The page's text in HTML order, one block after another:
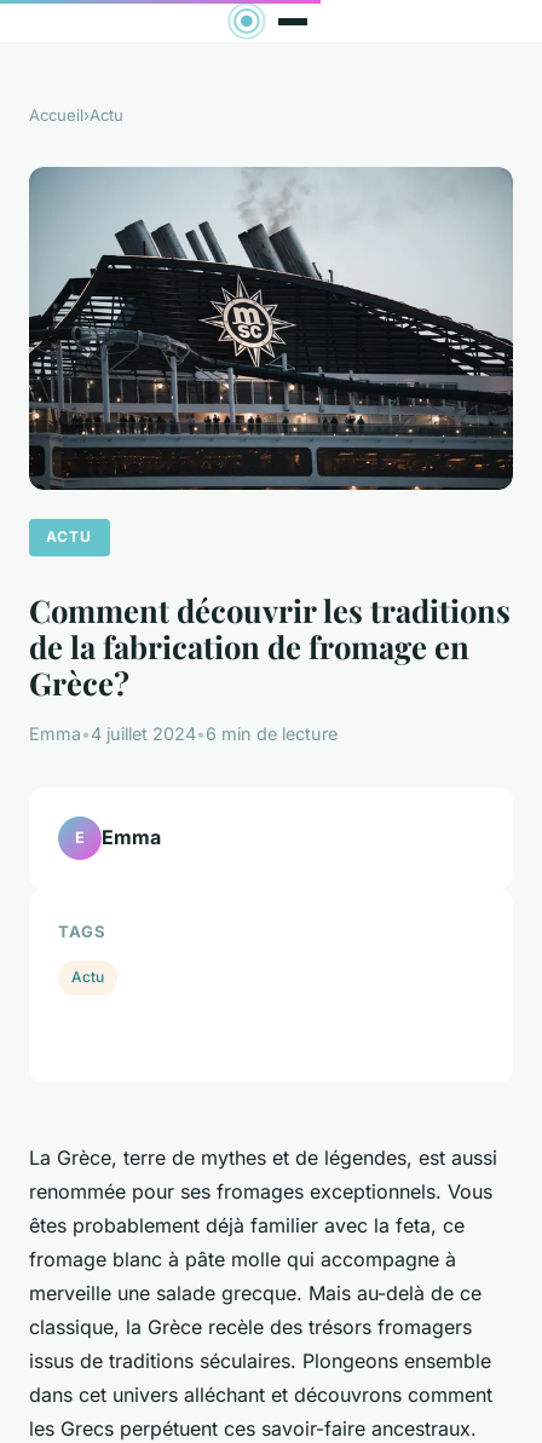
Accueil›Actu
ACTU
Comment découvrir les traditions
de la fabrication de fromage en
Grèce?
Emma•4 juillet 2024•6 min de lecture
La Grèce, terre de mythes et de légendes, est aussi
renommée pour ses fromages exceptionnels. Vous
êtes probablement déjà familier avec la feta, ce
fromage blanc à pâte molle qui accompagne à
merveille une salade grecque. Mais au-delà de ce
classique, la Grèce recèle des trésors fromagers
issus de traditions séculaires. Plongeons ensemble
dans cet univers alléchant et découvrons comment
les Grecs perpétuent ces savoir-faire ancestraux.
E Emma
TAGS
Actu